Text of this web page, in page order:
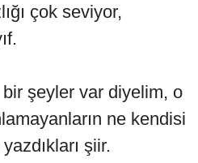
çok seviyor,
bir şeyler var diyelim, o
ne kendisi
şiir.